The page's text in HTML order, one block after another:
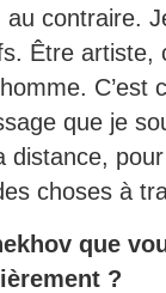
au contraire.
Être artiste,
C’est
que je
distance,
choses à
que
?